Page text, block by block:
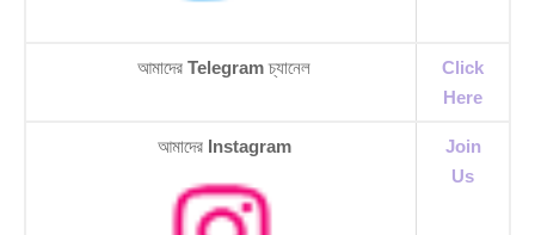
আমাদের Telegramচ্যানেল
Click
Here
আমাদের Instagram
Join
Us